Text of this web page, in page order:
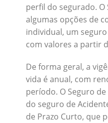
perfil do segurado. O
algumas opções de
individual, um
com valores a partir
De forma geral, a
vida é anual, com
período. O Seguro
do seguro de
de Prazo Curto, que